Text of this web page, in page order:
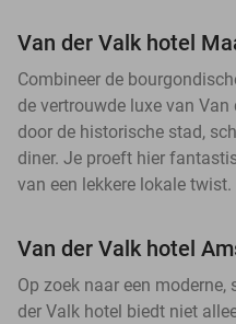
Van der Valk hotel
Combineer de
de vertrouwde luxe van
door de historische stad,
diner. Je proeft hier
van een lekkere lokale twist.
Van der Valk hotel
Op zoek naar een
der Valk hotel biedt niet